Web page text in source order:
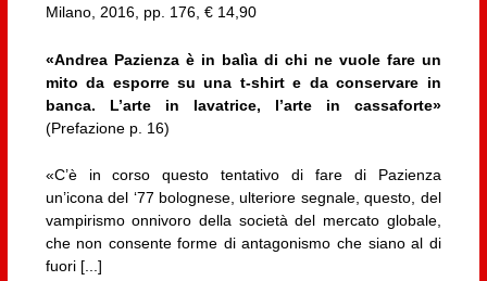
Milano, 2016, pp. 176, € 14,90
«Andrea Pazienza è in balìa di chi ne vuole fare un
mito da esporre su una t-shirt e da conservare in
banca. L’arte in lavatrice, l’arte in cassaforte»
(Prefazione p. 16)
«C’è in corso questo tentativo di fare di Pazienza
un’icona del ‘77 bolognese, ulteriore segnale, questo, del
vampirismo onnivoro della società del mercato globale,
che non consente forme di antagonismo che siano al di
fuori [...]